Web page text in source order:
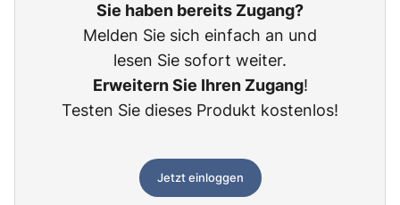
Sie haben bereits Zugang?
Melden Sie sich einfach an und
lesen Sie sofort weiter.
Erweitern Sie Ihren Zugang!
Testen Sie dieses Produkt kostenlos!
Jetzt einloggen